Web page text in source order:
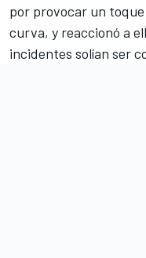
por provocar un
curva, y reaccionó a
incidentes solían ser